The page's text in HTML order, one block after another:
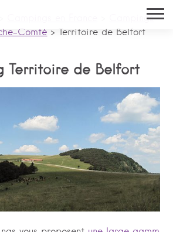
Campings
Comté > Territoire de Belfort
Territoire de Belfort